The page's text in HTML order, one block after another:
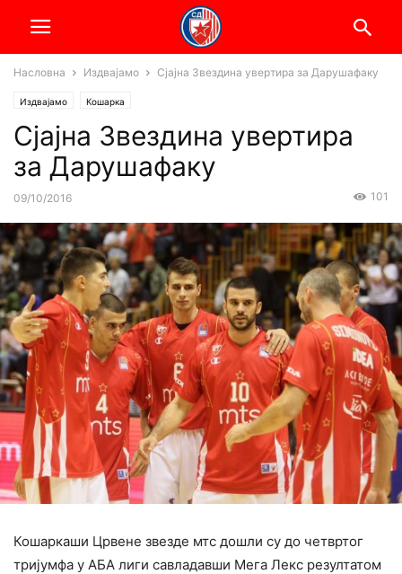
Насловна Издвајамо Сјајна Звездина увертира за Дарушафаку
Издвајамо Кошарка
Сјајна Звездина увертира
за Дарушафаку
09/10/2016 101
Кошаркаши Црвене звезде мтс дошли су до четвртог
тријумфа у АБА лиги савладавши Мега Лекс резултатом